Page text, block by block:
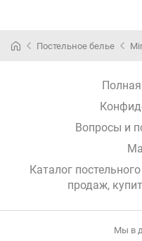
Постельное белье
Вопросы и
Каталог
продаж,
Мы в